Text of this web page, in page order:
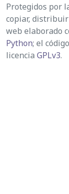
Protegidos por
copiar,
web elaborado
Python; el
licencia GPLv3.